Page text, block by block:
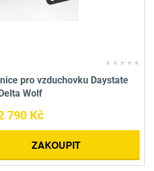
pro vzduchovku Daystate
Delta Wolf
790 Kč
ZAKOUPIT